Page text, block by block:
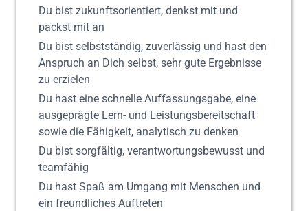
Du bist zukunftsorientiert, denkst mit und
packst mit an
Du bist selbstständig, zuverlässig und hast den
Anspruch an Dich selbst, sehr gute Ergebnisse
zu erzielen
Du hast eine schnelle Auffassungsgabe, eine
ausgeprägte Lern- und Leistungsbereitschaft
sowie die Fähigkeit, analytisch zu denken
Du bist sorgfältig, verantwortungsbewusst und
teamfähig
Du hast Spaß am Umgang mit Menschen und
ein freundliches Auftreten